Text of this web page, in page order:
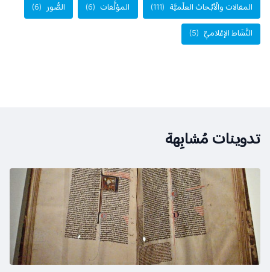
المقالات والْأبْحاث العلْميَّة (111) المؤلَّفات (6) الصُّور (6)
النَّشَاط الإعْلاميِّ (5)
تدوينات مُشابِهة